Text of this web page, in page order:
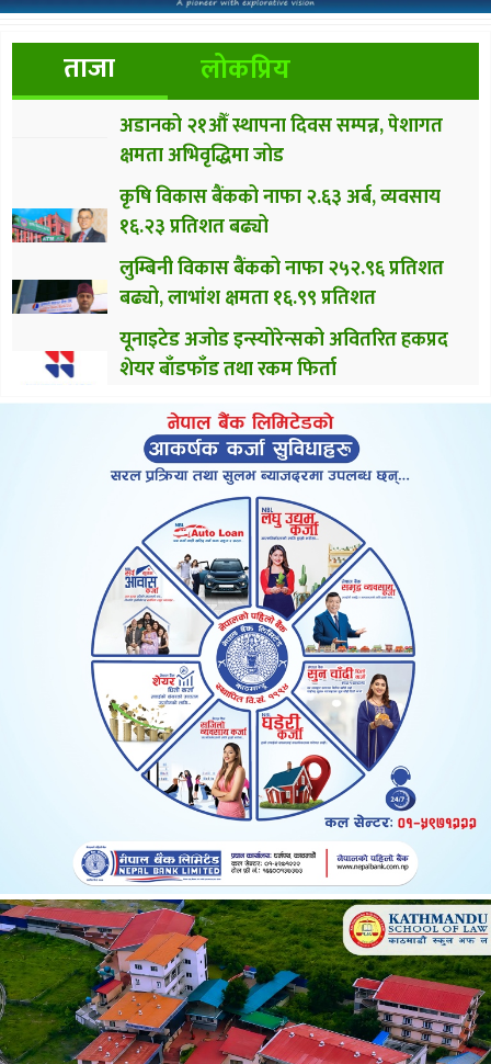
ताजा लोकप्रिय
अडानको २१औँ स्थापना दिवस सम्पन्न, पेशागत
क्षमता अभिवृद्धिमा जोड
कृषि विकास बैंकको नाफा २.६३ अर्ब, व्यवसाय
१६.२३ प्रतिशत बढ्यो
लुम्बिनी विकास बैंकको नाफा २५२.९६ प्रतिशत
बढ्यो, लाभांश क्षमता १६.९९ प्रतिशत
यूनाइटेड अजोड इन्स्योरेन्सको अवितरित हकप्रद
शेयर बाँडफाँड तथा रकम फिर्ता